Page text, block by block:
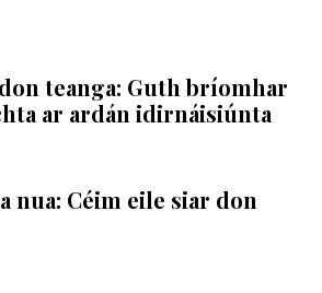
teanga: Guth bríomhar
ar ardán idirnáisiúnta
nua: Céim eile siar don